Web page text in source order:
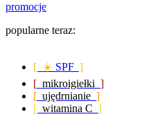
promocje
popularne teraz:
[ ☀️ SPF ]
[ mikroigiełki ]
[ ujędrnianie ]
[ witamina C ]